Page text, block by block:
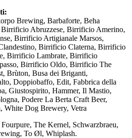
Brewing, Barbaforte, Beha
Abruzzese, Birrificio Amerino,
Birrificio Artigianale Marsos,
Birrificio Claterna, Birrificio
Birrificio Lambrate, Birrificio
Birrificio Oldo, Birrificio The
Brùton, Busa dei Briganti,
Doppiobaffo, Edit, Fabbrica della
Giustospirito, Hammer, Il Mastio,
Podere La Berta Craft Beer,
White Dog Brewery, Vetra
The Kernel, Schwarzbraeu,
To Øl, Whiplash.